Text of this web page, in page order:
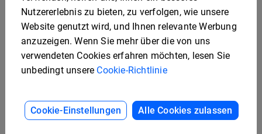
Moderne
Nutzererlebnis zu bieten, zu verfolgen, wie unsere
Website genutzt wird, und Ihnen relevante Werbung
anzuzeigen. Wenn Sie mehr über die von uns
verwendeten Cookies erfahren möchten, lesen Sie
unbedingt unsere Cookie-Richtlinie
Cookie-Einstellungen Alle Cookies zulassen